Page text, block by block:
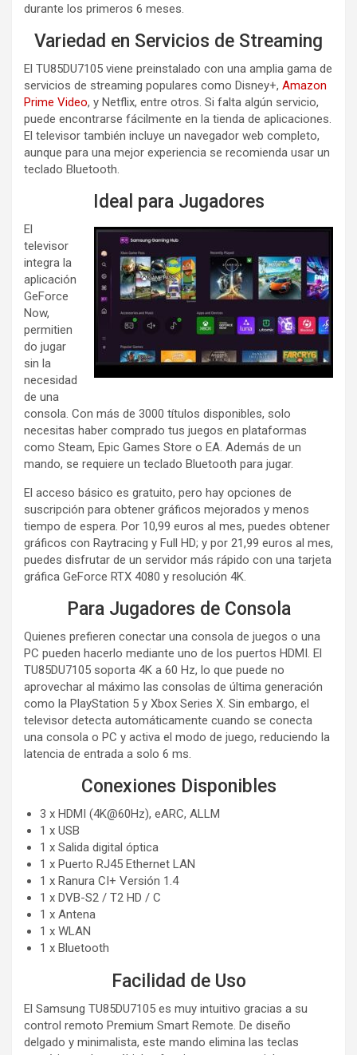
durante los primeros 6 meses.
Variedad en Servicios de Streaming
El TU85DU7105 viene preinstalado con una amplia gama de
servicios de streaming populares como Disney+, Amazon
Prime Video, y Netflix, entre otros. Si falta algún servicio,
puede encontrarse fácilmente en la tienda de aplicaciones.
El televisor también incluye un navegador web completo,
aunque para una mejor experiencia se recomienda usar un
teclado Bluetooth.
Ideal para Jugadores
El
televisor
integra la
aplicación
GeForce
Now,
permitien
do jugar
sin la
necesidad
de una
consola. Con más de 3000 títulos disponibles, solo
necesitas haber comprado tus juegos en plataformas
como Steam, Epic Games Store o EA. Además de un
mando, se requiere un teclado Bluetooth para jugar.
El acceso básico es gratuito, pero hay opciones de
suscripción para obtener gráficos mejorados y menos
tiempo de espera. Por 10,99 euros al mes, puedes obtener
gráficos con Raytracing y Full HD; y por 21,99 euros al mes,
puedes disfrutar de un servidor más rápido con una tarjeta
gráfica GeForce RTX 4080 y resolución 4K.
Para Jugadores de Consola
Quienes prefieren conectar una consola de juegos o una
PC pueden hacerlo mediante uno de los puertos HDMI. El
TU85DU7105 soporta 4K a 60 Hz, lo que puede no
aprovechar al máximo las consolas de última generación
como la PlayStation 5 y Xbox Series X. Sin embargo, el
televisor detecta automáticamente cuando se conecta
una consola o PC y activa el modo de juego, reduciendo la
latencia de entrada a solo 6 ms.
Conexiones Disponibles
3 x HDMI (4K@60Hz), eARC, ALLM
1 x USB
1 x Salida digital óptica
1 x Puerto RJ45 Ethernet LAN
1 x Ranura CI+ Versión 1.4
1 x DVB-S2 / T2 HD / C
1 x Antena
1 x WLAN
1 x Bluetooth
Facilidad de Uso
El Samsung TU85DU7105 es muy intuitivo gracias a su
control remoto Premium Smart Remote. De diseño
delgado y minimalista, este mando elimina las teclas